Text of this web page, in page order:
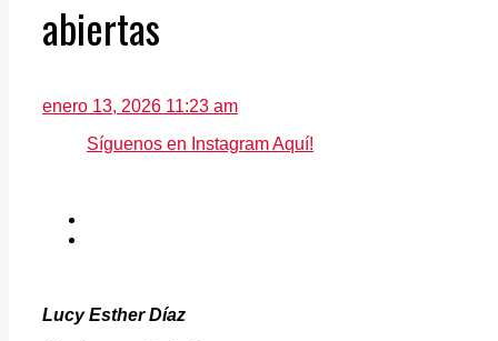
abiertas
enero 13, 2026 11:23 am
Síguenos en Instagram Aquí!
Lucy Esther Díaz